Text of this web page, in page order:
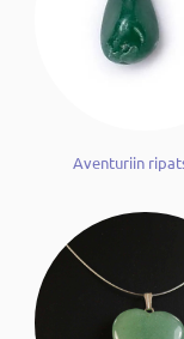
Aventuriin